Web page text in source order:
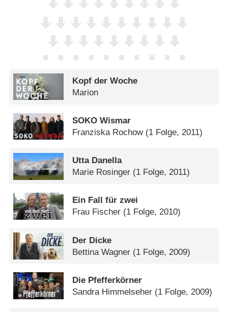
Kopf der Woche
Marion
SOKO Wismar
Franziska Rochow (1 Folge, 2011)
Utta Danella
Marie Rosinger (1 Folge, 2011)
Ein Fall für zwei
Frau Fischer (1 Folge, 2010)
Der Dicke
Bettina Wagner (1 Folge, 2009)
Die Pfefferkörner
Sandra Himmelseher (1 Folge, 2009)